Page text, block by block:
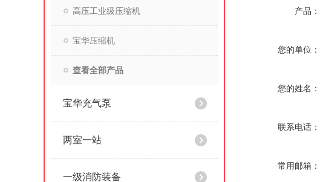
高压工业级压缩机
宝华压缩机
查看全部产品
宝华充气泵
两室一站
一级消防装备
产品：
您的单位：
您的姓名：
联系电话：
常用邮箱：